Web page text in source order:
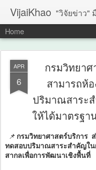
VijaiKhao "วิจัยข่าว"
Home
APR
6
กรมวิทยาศ
สามารถห้
ปริมาณสาระ
ให้ได้มาตรฐา
📌 กรมวิทยาศาสตร์บริการ
ทดสอบปริมาณสาระสำคัญ
สากลเพื่อการพัฒนาเชิงพื้นที่